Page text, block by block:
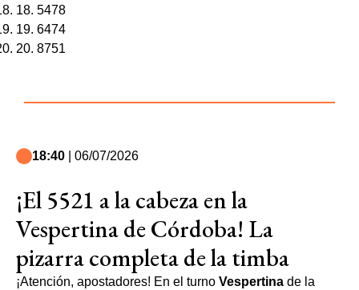
18. 5478
19. 6474
20. 8751
18:40 | 06/07/2026
¡El 5521 a la cabeza en la
Vespertina de Córdoba! La
pizarra completa de la timba
¡Atención, apostadores! En el turno Vespertina de la